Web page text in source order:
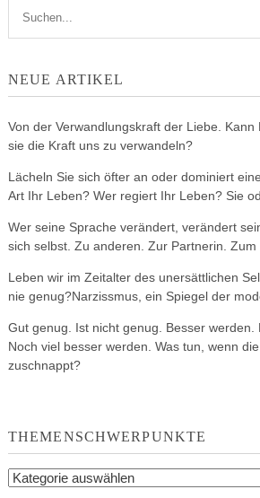
NEUE ARTIKEL
Von der Verwandlungskraft der Liebe.
sie die Kraft uns zu verwandeln?
Lächeln Sie sich öfter an oder dominiert
Art Ihr Leben? Wer regiert Ihr Leben? Sie
Wer seine Sprache verändert, verändert
sich selbst. Zu anderen. Zur Partnerin. Zum
Leben wir im Zeitalter des unersättlichen
nie genug?Narzissmus, ein Spiegel der
Gut genug. Ist nicht genug. Besser werden.
Noch viel besser werden. Was tun, wenn
zuschnappt?
THEMENSCHWERPUNKTE
Themenschwerpunkte